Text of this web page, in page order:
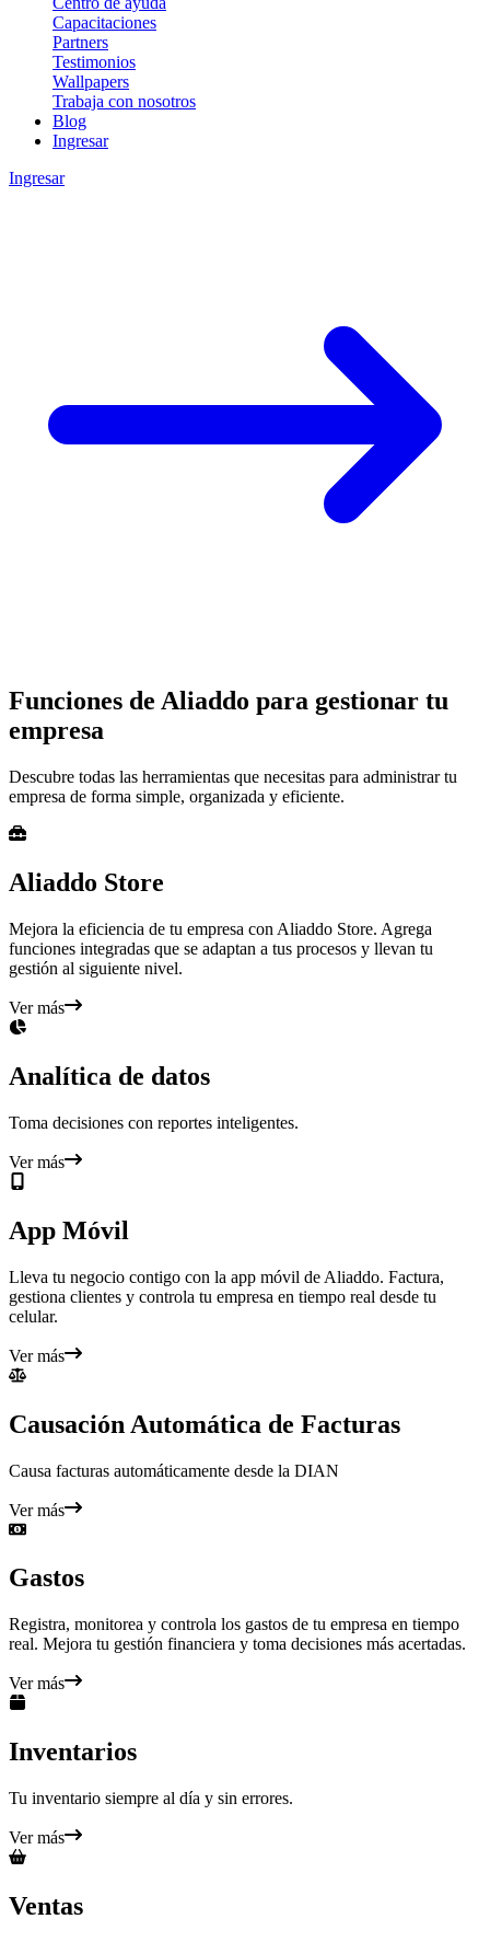
Capacitaciones
Partners
Testimonios
Wallpapers
Trabaja con nosotros
Blog
Ingresar
Ingresar
Funciones de Aliaddo para gestionar tu
empresa
Descubre todas las herramientas que necesitas para administrar tu
empresa de forma simple, organizada y eficiente.
Aliaddo Store
Mejora la eficiencia de tu empresa con Aliaddo Store. Agrega
funciones integradas que se adaptan a tus procesos y llevan tu
gestión al siguiente nivel.
Ver más
Analítica de datos
Toma decisiones con reportes inteligentes.
Ver más
App Móvil
Lleva tu negocio contigo con la app móvil de Aliaddo. Factura,
gestiona clientes y controla tu empresa en tiempo real desde tu
celular.
Ver más
Causación Automática de Facturas
Causa facturas automáticamente desde la DIAN
Ver más
Gastos
Registra, monitorea y controla los gastos de tu empresa en tiempo
real. Mejora tu gestión financiera y toma decisiones más acertadas.
Ver más
Inventarios
Tu inventario siempre al día y sin errores.
Ver más
Ventas